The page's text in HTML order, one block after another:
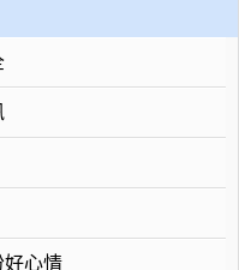
好心情